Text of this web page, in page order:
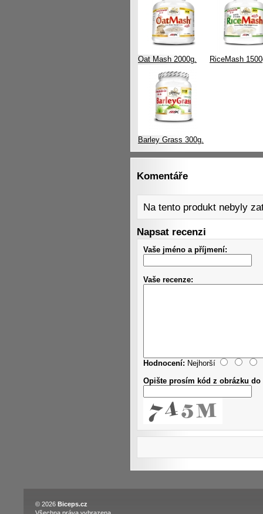
Oat Mash 2000g. RiceMash
Barley Grass 300g.
Komentáře
Na tento produkt nebyly
Napsat recenzi
Vaše jméno a příjmení:
Vaše recenze:
Hodnocení: Nejhorší
Opište prosím kód z obrázku do
© 2026 Biceps.cz